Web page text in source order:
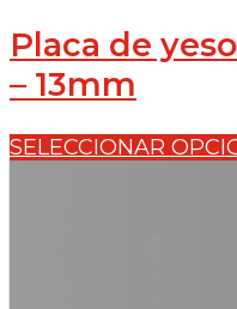
Placa de
– 13mm
SELECCIONAR